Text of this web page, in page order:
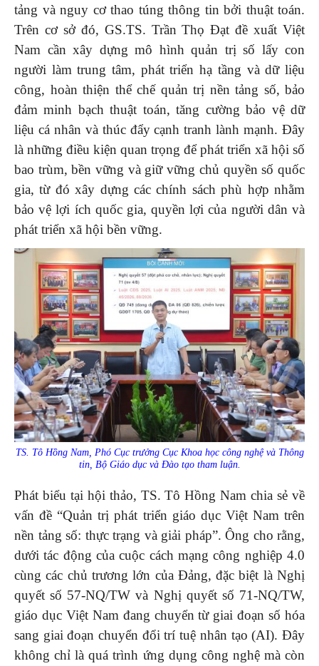
tảng và nguy cơ thao túng thông tin bởi thuật toán.
Trên cơ sở đó, GS.TS. Trần Thọ Đạt đề xuất Việt
Nam cần xây dựng mô hình quản trị số lấy con
người làm trung tâm, phát triển hạ tầng và dữ liệu
công, hoàn thiện thể chế quản trị nền tảng số, bảo
đảm minh bạch thuật toán, tăng cường bảo vệ dữ
liệu cá nhân và thúc đẩy cạnh tranh lành mạnh. Đây
là những điều kiện quan trọng để phát triển xã hội số
bao trùm, bền vững và giữ vững chủ quyền số quốc
gia, từ đó xây dựng các chính sách phù hợp nhằm
bảo vệ lợi ích quốc gia, quyền lợi của người dân và
phát triển xã hội bền vững.
TS. Tô Hồng Nam, Phó Cục trưởng Cục Khoa học công nghệ và Thông
tin, Bộ Giáo dục và Đào tạo tham luận.
Phát biểu tại hội thảo, TS. Tô Hồng Nam chia sẻ về
vấn đề “Quản trị phát triển giáo dục Việt Nam trên
nền tảng số: thực trạng và giải pháp”. Ông cho rằng,
dưới tác động của cuộc cách mạng công nghiệp 4.0
cùng các chủ trương lớn của Đảng, đặc biệt là Nghị
quyết số 57-NQ/TW và Nghị quyết số 71-NQ/TW,
giáo dục Việt Nam đang chuyển từ giai đoạn số hóa
sang giai đoạn chuyển đổi trí tuệ nhân tạo (AI). Đây
không chỉ là quá trình ứng dụng công nghệ mà còn